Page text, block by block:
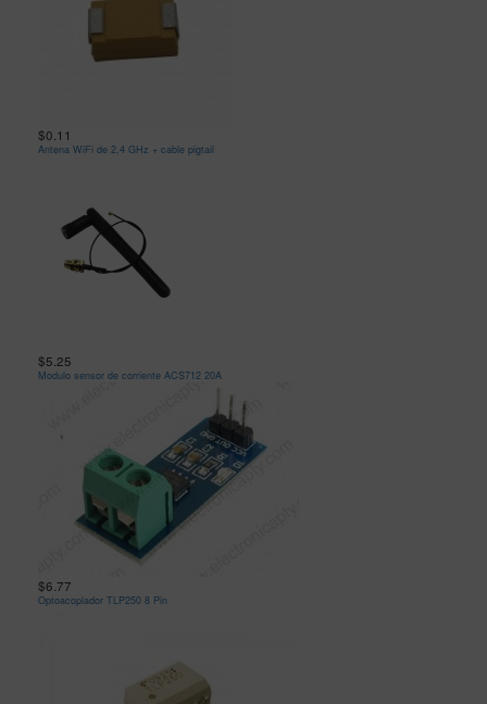
$0.11
Antena WiFi de 2,4 GHz + cable pigtail
$5.25
Modulo sensor de corriente ACS712 20A
$6.77
Optoacoplador TLP250 8 Pin